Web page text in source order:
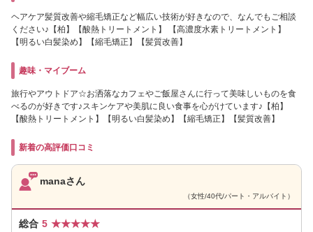
ヘアケア髪質改善や縮毛矯正など幅広い技術が好きなので、なんでもご相談
ください♪【柏】【酸熱トリートメント】 【高濃度水素トリートメント】
【明るい白髪染め】【縮毛矯正】【髪質改善】
趣味・マイブーム
旅行やアウトドア☆お洒落なカフェやご飯屋さんに行って美味しいものを食
べるのが好きです♪スキンケアや美肌に良い食事を心がけています♪【柏】
【酸熱トリートメント】【明るい白髪染め】【縮毛矯正】【髪質改善】
新着の高評価口コミ
manaさん
（女性/40代/パート・アルバイト）
総合 5 ★★★★★